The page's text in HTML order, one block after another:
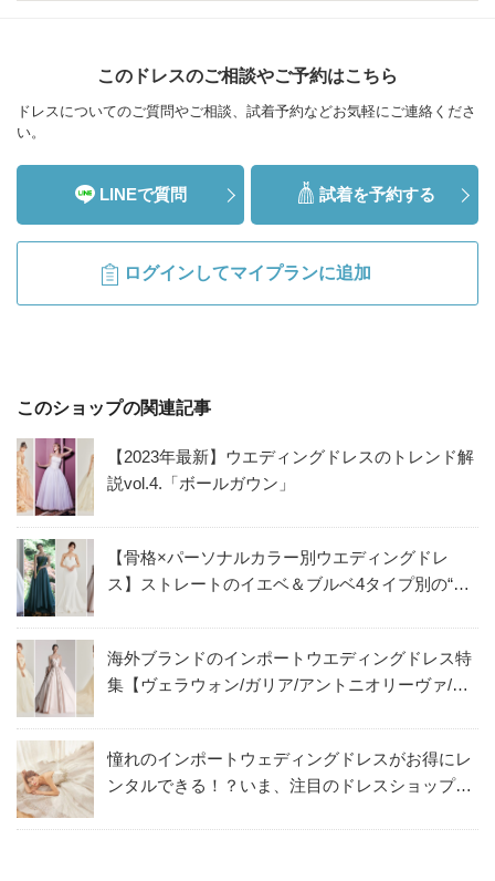
このドレスのご相談やご予約はこちら
ドレスについてのご質問やご相談、試着予約などお気軽にご連絡くださ
い。
LINEで質問 試着を予約する
ログインしてマイプランに追加
このショップの関連記事
【2023年最新】ウエディングドレスのトレンド解
説vol.4.「ボールガウン」
【骨格×パーソナルカラー別ウエディングドレ
ス】ストレートのイエベ＆ブルベ4タイプ別の“似
海外ブランドのインポートウエディングドレス特
集【ヴェラウォン/ガリア/アントニオリーヴァ/テ
憧れのインポートウェディングドレスがお得にレ
ンタルできる！？いま、注目のドレスショップ